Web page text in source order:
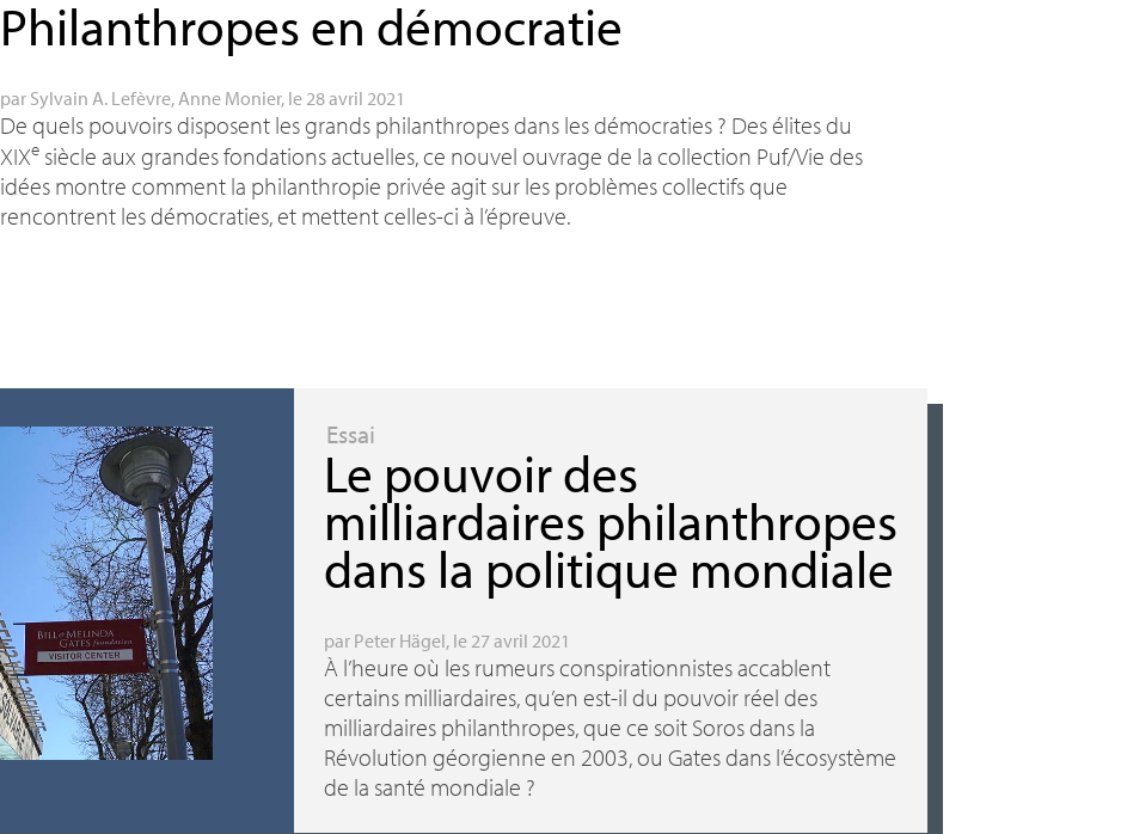
Philanthropes en démocratie
par Sylvain A. Lefèvre, Anne Monier, le 28 avril 2021
De quels pouvoirs disposent les grands philanthropes dans les démocraties ? Des élites du
XIXe siècle aux grandes fondations actuelles, ce nouvel ouvrage de la collection Puf/Vie des
idées montre comment la philanthropie privée agit sur les problèmes collectifs que
rencontrent les démocraties, et mettent celles-ci à l’épreuve.
Essai
Le pouvoir des
milliardaires philanthropes
dans la politique mondiale
par Peter Hägel, le 27 avril 2021
À l’heure où les rumeurs conspirationnistes accablent
certains milliardaires, qu’en est-il du pouvoir réel des
milliardaires philanthropes, que ce soit Soros dans la
Révolution géorgienne en 2003, ou Gates dans l’écosystème
de la santé mondiale ?